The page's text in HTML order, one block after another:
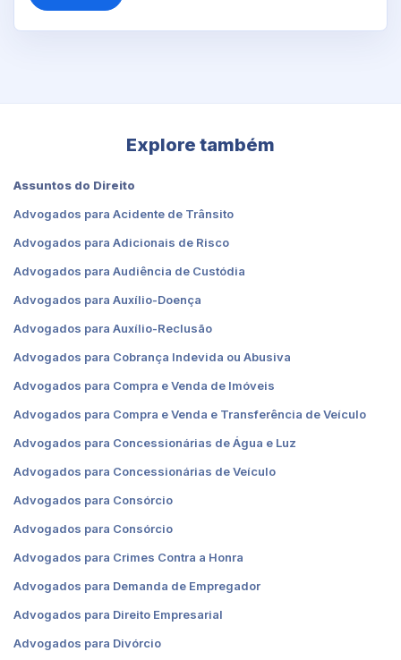
Explore também
Assuntos do Direito
Advogados para Acidente de Trânsito
Advogados para Adicionais de Risco
Advogados para Audiência de Custódia
Advogados para Auxílio-Doença
Advogados para Auxílio-Reclusão
Advogados para Cobrança Indevida ou Abusiva
Advogados para Compra e Venda de Imóveis
Advogados para Compra e Venda e Transferência de Veículo
Advogados para Concessionárias de Água e Luz
Advogados para Concessionárias de Veículo
Advogados para Consórcio
Advogados para Consórcio
Advogados para Crimes Contra a Honra
Advogados para Demanda de Empregador
Advogados para Direito Empresarial
Advogados para Divórcio